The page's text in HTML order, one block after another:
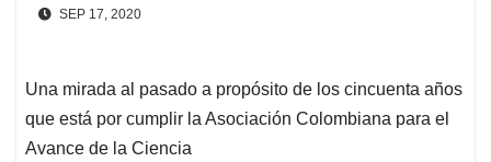
SEP 17, 2020
Una mirada al pasado a propósito de los cincuenta años
que está por cumplir la Asociación Colombiana para el
Avance de la Ciencia